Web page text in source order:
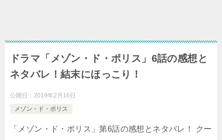
ドラマ「メゾン・ド・ポリス」6話の感想と
ネタバレ！結末にほっこり！
公開日： 2019年2月16日
メゾン・ド・ポリス
「メゾン・ド・ポリス」第6話の感想とネタバレ！ クー